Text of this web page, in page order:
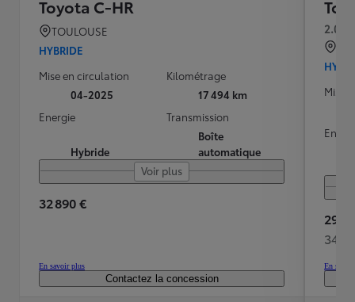
Toyota C-HR
TOULOUSE
HYBRIDE
Mise en circulation
04-2025
Kilométrage
17 494 km
Energie
Hybride
Transmission
Boîte
automatique
Voir plus
32 890 €
En savoir plus
Contactez la concession
2.0
Mise
29
344
En